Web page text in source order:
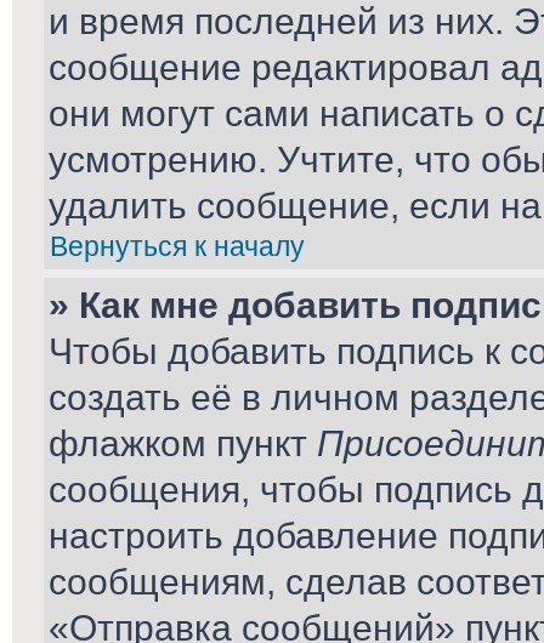
и время последней из них.
сообщение редактировал
они могут сами написать о
усмотрению. Учтите, что
удалить сообщение, если на
Вернуться к началу
» Как мне добавить
Чтобы добавить подпись к
создать её в личном
флажком пункт
сообщения, чтобы подпись
настроить добавление
сообщениям, сделав
«Отправка сообщений»